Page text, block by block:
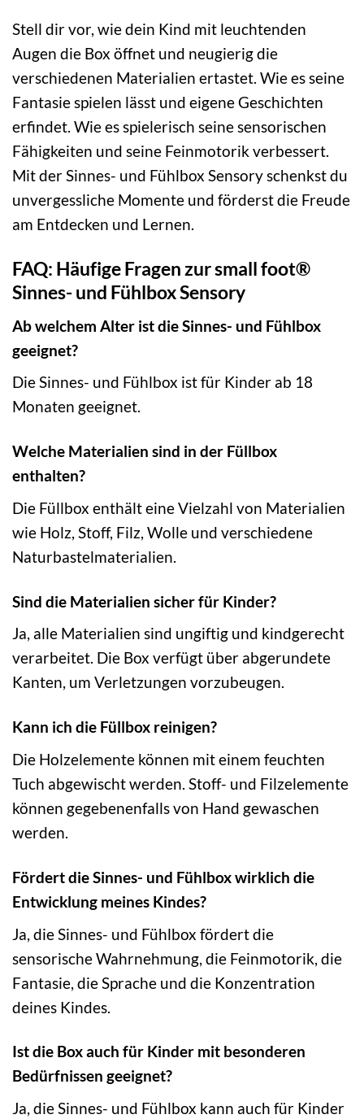
Stell dir vor, wie dein Kind mit leuchtenden
Augen die Box öffnet und neugierig die
verschiedenen Materialien ertastet. Wie es seine
Fantasie spielen lässt und eigene Geschichten
erfindet. Wie es spielerisch seine sensorischen
Fähigkeiten und seine Feinmotorik verbessert.
Mit der Sinnes- und Fühlbox Sensory schenkst du
unvergessliche Momente und förderst die Freude
am Entdecken und Lernen.
FAQ: Häufige Fragen zur small foot®
Sinnes- und Fühlbox Sensory
Ab welchem Alter ist die Sinnes- und Fühlbox
geeignet?
Die Sinnes- und Fühlbox ist für Kinder ab 18
Monaten geeignet.
Welche Materialien sind in der Füllbox
enthalten?
Die Füllbox enthält eine Vielzahl von Materialien
wie Holz, Stoff, Filz, Wolle und verschiedene
Naturbastelmaterialien.
Sind die Materialien sicher für Kinder?
Ja, alle Materialien sind ungiftig und kindgerecht
verarbeitet. Die Box verfügt über abgerundete
Kanten, um Verletzungen vorzubeugen.
Kann ich die Füllbox reinigen?
Die Holzelemente können mit einem feuchten
Tuch abgewischt werden. Stoff- und Filzelemente
können gegebenenfalls von Hand gewaschen
werden.
Fördert die Sinnes- und Fühlbox wirklich die
Entwicklung meines Kindes?
Ja, die Sinnes- und Fühlbox fördert die
sensorische Wahrnehmung, die Feinmotorik, die
Fantasie, die Sprache und die Konzentration
deines Kindes.
Ist die Box auch für Kinder mit besonderen
Bedürfnissen geeignet?
Ja, die Sinnes- und Fühlbox kann auch für Kinder